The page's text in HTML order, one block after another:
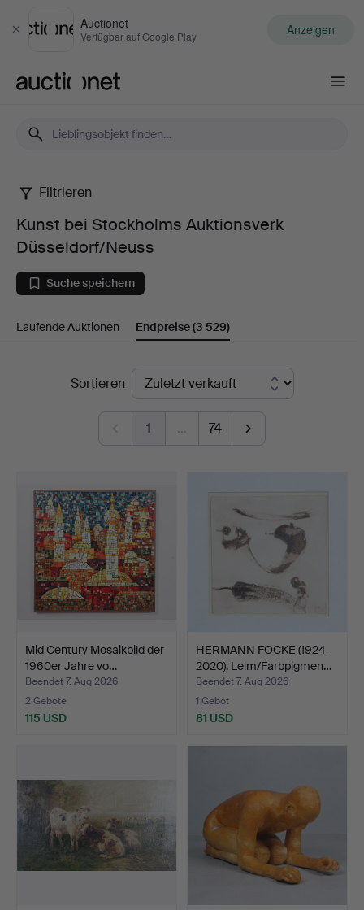
Schließen
Auctionet
Verfügbar auf Google Play Anzeigen
Kunst
bei
Stockholms
Auktionsverk
Filtrieren
Kunst bei Stockholms Auktionsverk
Düsseldorf/Neuss
Suche speichern
Laufende Auktionen Endpreise(3 529)
EndpreiseSortieren
1 … 74
Mid Century Mosaikbild der
1960er Jahre vo…
Beendet 7. Aug 2026
2 Gebote
115 USD
HERMANN FOCKE (1924-
2020). Leim/Farbpigmen…
Beendet 7. Aug 2026
1 Gebot
81 USD